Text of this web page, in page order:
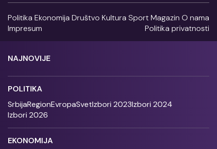
Politika Ekonomija Društvo Kultura SportMagazin O nama
Impresum
Politika privatnosti
NAJNOVIJE
POLITIKA
SrbijaRegionEvropaSvetIzbori 2023Izbori 2024
Izbori 2026
EKONOMIJA